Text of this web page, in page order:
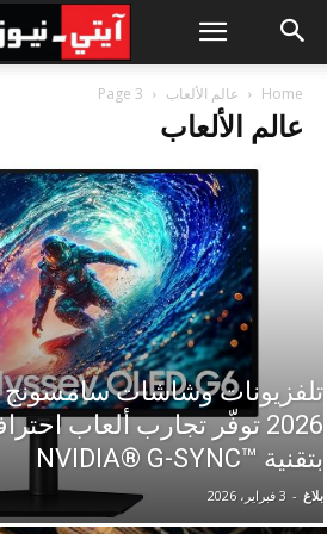
Home عالم الألعاب Page 3
عالم الألعاب
2026 توفّر تجارب ألعاب
بتقنية ™NVIDIA® G-SYNC
بلاغ - 3 فبراير، 2026